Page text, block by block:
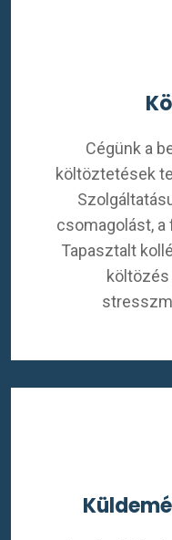
Cégünk a
költöztetések
csomagolást, a
Tapasztalt